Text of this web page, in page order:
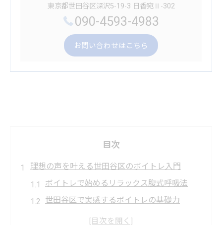
東京都世田谷区深沢5-19-3 日香宛Ⅱ-302
090-4593-4983
お問い合わせはこちら
目次
理想の声を叶える世田谷区のボイトレ入門
ボイトレで始めるリラックス腹式呼吸法
世田谷区で実感するボイトレの基礎力
ボイトレ初心者が覚えたい呼吸のコツ